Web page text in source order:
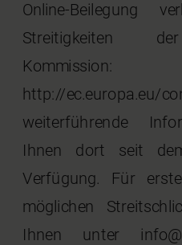
Online-Beilegung
Streitigkeiten
Kommission:
http://
weiterführende
Ihnen dort seit
Verfügung. Für
möglichen
Ihnen unter